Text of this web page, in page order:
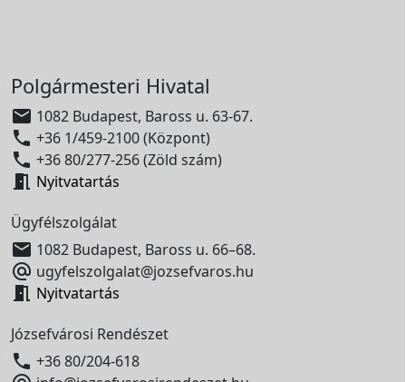
Polgármesteri Hivatal
 1082 Budapest, Baross u. 63-67.
 +36 1/459-2100 (Központ)
 +36 80/277-256 (Zöld szám)
 Nyitvatartás
Ügyfélszolgálat
 1082 Budapest, Baross u. 66–68.
 ugyfelszolgalat@jozsefvaros.hu
 Nyitvatartás
Józsefvárosi Rendészet
 +36 80/204-618